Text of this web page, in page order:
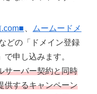
ムームードメ
どの「ドメイン登録
申し込みます。
サーバー契約と同時
供するキャンペーン